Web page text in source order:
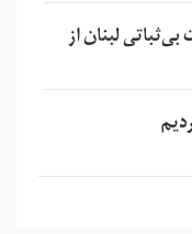
لبنان از